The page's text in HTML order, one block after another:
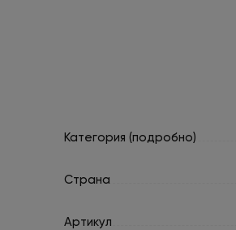
Категория (подробно)
Страна
Артикул